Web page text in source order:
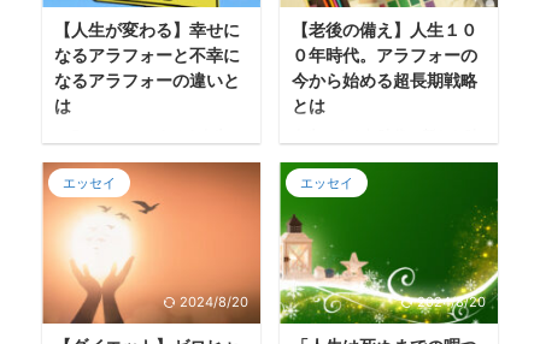
を食べるのなら一口ずつ」 ゾ
ウを食べる。今まで聞いたこ
とないワードです。 大きな目
標は少しずつ分けるという意
味で、小さなことの積み重ね
います。 さすがアフリカ！も
のの例えのスケールがデカ
い。 人間の何倍もの大きさの
ゾウを食べるってかなり大変
ですよね。 ゾウを目の前にし
たとき ...
～４冊だったのが最近では１
０冊前後となっているとか。
（出版科学研究所調べ） とこ
ろが、数字で表された需要と
は別に、「自己啓発本」とい
です。 影響力のある有名人が
「自己啓発本は読むだけ時間
のムダ」とか発言したり、Ｓ
ＮＳやネッ ...
【人生が変わる】幸せに
なるアラフォーと不幸に
なるアラフォーの違いと
は
折り返し地点として意識し、
自分の立ち位置を考えること
が増えてくる頃ではないでし
ょうか。 今まで自分がやって
きたこと、やってこなかった
ことなどを振り返り、後悔し
ないようにしたい。 わたし、
筆者つばめも最近そんな気持
【老後の備え】人生１０
０年時代。アラフォーの
今から始める超長期戦略
とは
代への幕開け 時は人生100年
時代。 偉大な先人たちが築き
上げた多大な功績のおかげも
あり、医学や科学が進歩し、
いまだかつてない寿命を与え
られている私たち人間。 高齢
化が問題だと最初に耳にした
のは、私が学生の頃だったと
エッセイ
2024/8/20
エッセイ
2024/8/20